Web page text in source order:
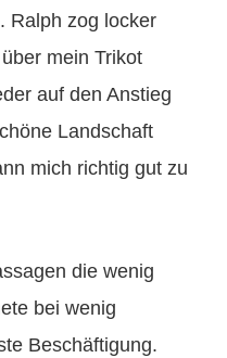
Ralph zog locker
mein Trikot
auf den Anstieg
Landschaft
mich richtig gut zu
die wenig
bei wenig
Beschäftigung.